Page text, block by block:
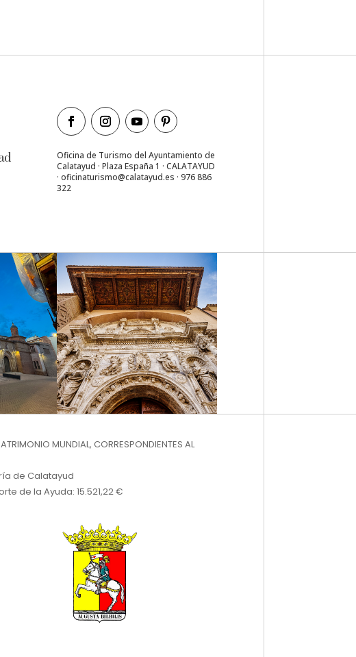
Oficina de Turismo del Ayuntamiento de
Calatayud · Plaza España 1 · CALATAYUD
· oficinaturismo@calatayud.es · 976 886
322
MUNDIAL, CORRESPONDIENTES AL
de Calatayud
de la Ayuda: 15.521,22 €